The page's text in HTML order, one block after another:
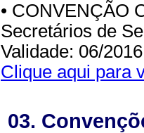
• CONVENÇÃO
Secretários de
Validade: 06/
Clique aqui para
03.